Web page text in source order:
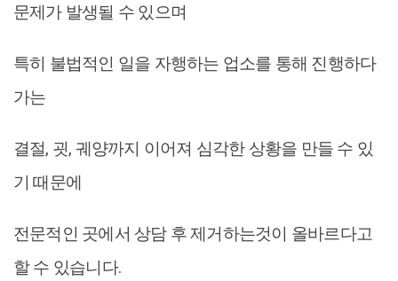
문제가 발생될 수 있으며
특히 불법적인 일을 자행하는 업소를 통해 진행하다
가는
결절, 굇, 궤양까지 이어져 심각한 상황을 만들 수 있
기 때문에
전문적인 곳에서 상담 후 제거하는것이 올바르다고
할 수 있습니다.